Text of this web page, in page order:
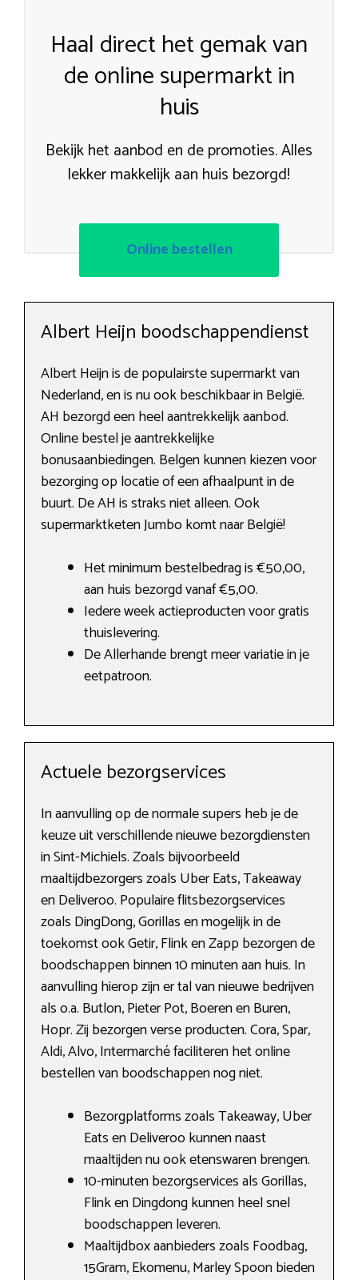
Haal direct het gemak van
de online supermarkt in
huis
Bekijk het aanbod en de promoties. Alles
lekker makkelijk aan huis bezorgd!
Online bestellen
Albert Heijn boodschappendienst
Albert Heijn is de populairste supermarkt van
Nederland, en is nu ook beschikbaar in België.
AH bezorgd een heel aantrekkelijk aanbod.
Online bestel je aantrekkelijke
bonusaanbiedingen. Belgen kunnen kiezen voor
bezorging op locatie of een afhaalpunt in de
buurt. De AH is straks niet alleen. Ook
supermarktketen Jumbo komt naar België!
Het minimum bestelbedrag is €50,00,
aan huis bezorgd vanaf €5,00.
Iedere week actieproducten voor gratis
thuislevering.
De Allerhande brengt meer variatie in je
eetpatroon.
Actuele bezorgservices
In aanvulling op de normale supers heb je de
keuze uit verschillende nieuwe bezorgdiensten
in Sint-Michiels. Zoals bijvoorbeeld
maaltijdbezorgers zoals Uber Eats, Takeaway
en Deliveroo. Populaire flitsbezorgservices
zoals DingDong, Gorillas en mogelijk in de
toekomst ook Getir, Flink en Zapp bezorgen de
boodschappen binnen 10 minuten aan huis. In
aanvulling hierop zijn er tal van nieuwe bedrijven
als o.a. Butlon, Pieter Pot, Boeren en Buren,
Hopr. Zij bezorgen verse producten. Cora, Spar,
Aldi, Alvo, Intermarché faciliteren het online
bestellen van boodschappen nog niet.
Bezorgplatforms zoals Takeaway, Uber
Eats en Deliveroo kunnen naast
maaltijden nu ook etenswaren brengen.
10-minuten bezorgservices als Gorillas,
Flink en Dingdong kunnen heel snel
boodschappen leveren.
Maaltijdbox aanbieders zoals Foodbag,
15Gram, Ekomenu, Marley Spoon bieden